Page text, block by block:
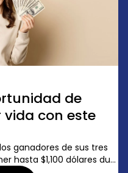
de
con este
ganadores de sus tres
hasta $1,100 dólares du...